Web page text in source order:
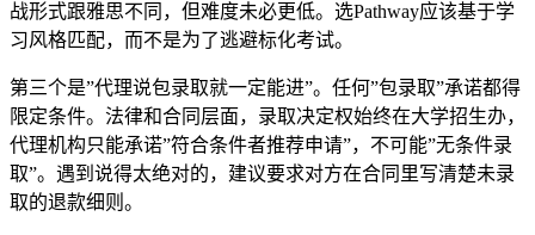
战形式跟雅思不同，但难度未必更低。选Pathway应该基于学
习风格匹配，而不是为了逃避标化考试。
第三个是”代理说包录取就一定能进”。任何”包录取”承诺都得
限定条件。法律和合同层面，录取决定权始终在大学招生办，
代理机构只能承诺”符合条件者推荐申请”，不可能”无条件录
取”。遇到说得太绝对的，建议要求对方在合同里写清楚未录
取的退款细则。